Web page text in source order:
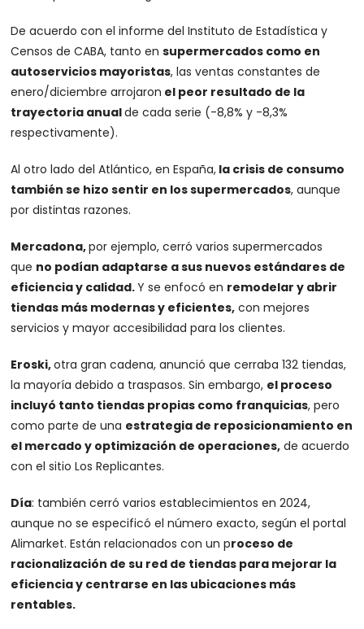
De acuerdo con el informe del Instituto de Estadística y
Censos de CABA, tanto ensupermercados como en
autoservicios mayoristas, las ventas constantes de
enero/diciembre arrojaron el peor resultado de la
trayectoria anualde cada serie (-8,8% y -8,3%
respectivamente).
Al otro lado del Atlántico, en España, la crisis de consumo
también se hizo sentir en los supermercados, aunque
por distintas razones.
Mercadona,por ejemplo, cerró varios supermercados
que no podían adaptarse a sus nuevos estándares de
eficiencia y calidad.Y se enfocó en remodelar y abrir
tiendas más modernas y eficientes, con mejores
servicios y mayor accesibilidad para los clientes.
Eroski,otra gran cadena, anunció que cerraba 132 tiendas,
la mayoría debido a traspasos. Sin embargo, el proceso
incluyó tanto tiendas propias como franquicias, pero
como parte de una estrategia de reposicionamiento en
el mercado y optimización de operaciones, de acuerdo
con el sitio Los Replicantes.
Día: también cerró varios establecimientos en 2024,
aunque no se especificó el número exacto, según el portal
Alimarket. Están relacionados con un proceso de
racionalización de su red de tiendas para mejorar la
eficiencia y centrarse en las ubicaciones más
rentables.